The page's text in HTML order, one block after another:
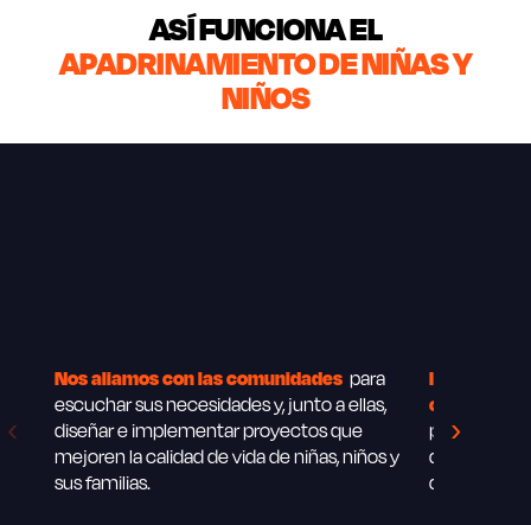
ASÍ FUNCIONA EL
APADRINAMIENTO DE NIÑAS Y
NIÑOS
‹
Nos aliamos con las comunidades para
escuchar sus necesidades y, junto a ellas,
diseñar e implementar proyectos que
mejoren la calidad de vida de niñas, niños y
sus familias.
pobreza y
que
después
›